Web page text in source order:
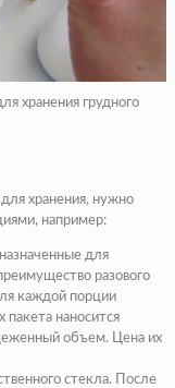
хранения грудного
хранения, нужно
например:
для
разового
каждой порции
пакета наносится
объем. Цена их
стекла. После